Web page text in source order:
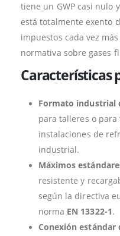
tiene un GWP casi nulo
está totalmente exento
impuestos cada vez
normativa sobre gases
Características
Formato industrial
para talleres o
instalaciones de
industrial.
Máximos
resistente y
según la directiva
norma EN 13322-1.
Conexión estándar